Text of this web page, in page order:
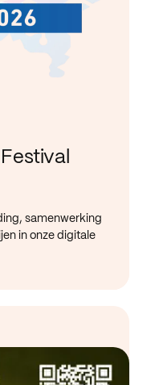
samenwerking
in onze digitale